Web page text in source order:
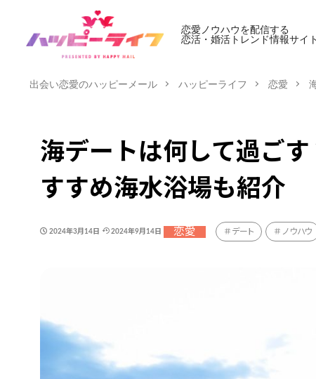
恋愛ノウハウを配信する
恋活・婚活トレンド情報サイト
出会い恋愛のハッピーメール ハッピーライフ 恋愛
海デートは何して過ご
すすめ海水浴場も紹介
2024年3月14日 2024年9月14日 恋愛 デート ノウハウ